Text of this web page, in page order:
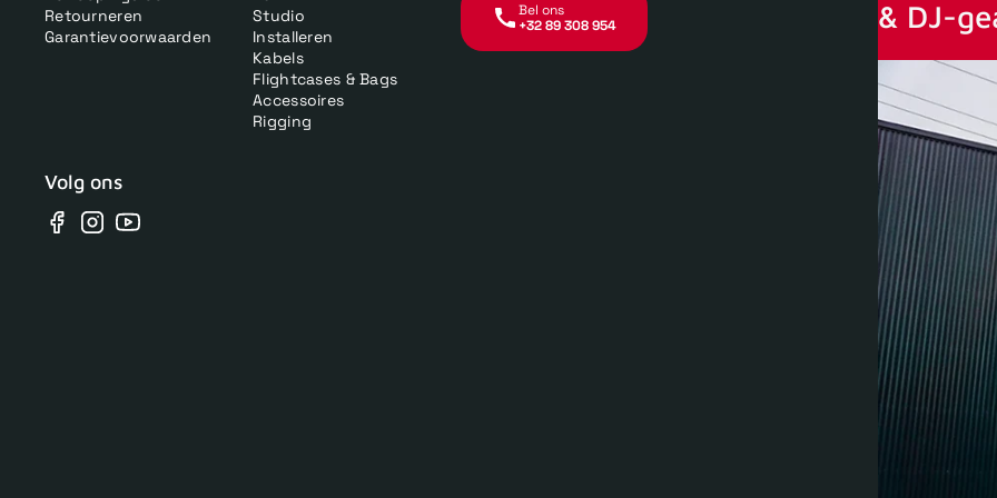
Retourneren
Garantievoorwaarden
Studio
Installeren
Kabels
Flightcases & Bags
Accessoires
Rigging
Bel ons
+32 89 308 954
Volg ons
Facebook
Instagram
YouTube
& DJ-